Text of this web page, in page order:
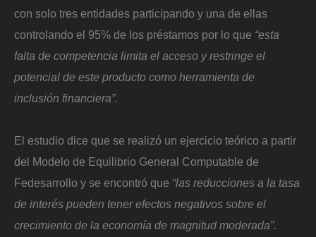
con solo tres entidades participando y una de ellas
controlando el 95% de los préstamos por lo que “esta
falta de competencia limita el acceso y restringe el
potencial de este producto como herramienta de
inclusión financiera”.
El estudio dice que se realizó un ejercicio teórico a partir
del Modelo de Equilibrio General Computable de
Fedesarrollo y se encontró que “las reducciones a la tasa
de interés pueden tener efectos negativos sobre el
crecimiento de la economía de magnitud moderada”.